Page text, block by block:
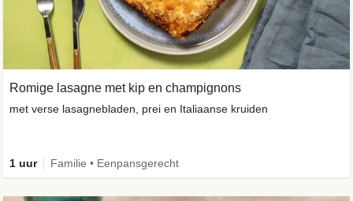
Romige lasagne met kip en champignons
met verse lasagnebladen, prei en Italiaanse kruiden
1 uur Familie • Eenpansgerecht